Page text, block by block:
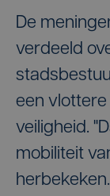
De
verdeeld
een
veiligheid.
mobiliteit